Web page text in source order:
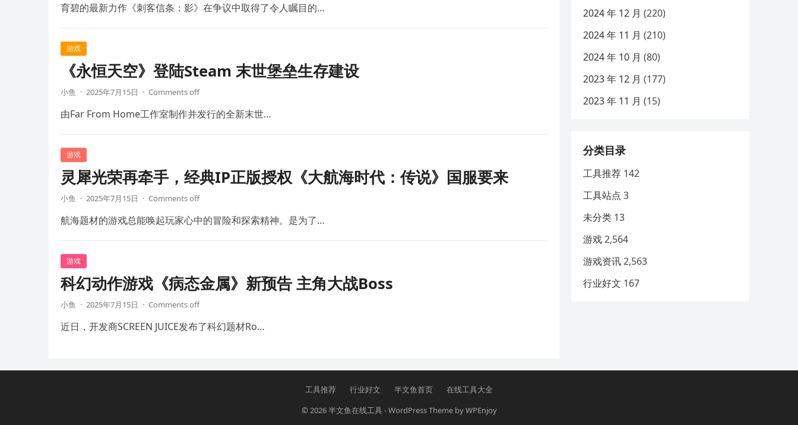
育碧的最新力作《刺客信条：影》在争议中取得了令人瞩目的…
游戏
《永恒天空》登陆Steam 末世堡垒生存建设
小鱼 · 2025年7月15日 · Comments off
由Far From Home工作室制作并发行的全新末世…
游戏
灵犀光荣再牵手，经典IP正版授权《大航海时代：传说》国服要来
小鱼 · 2025年7月15日 · Comments off
航海题材的游戏总能唤起玩家心中的冒险和探索精神。是为了…
游戏
科幻动作游戏《病态金属》新预告 主角大战Boss
小鱼 · 2025年7月15日 · Comments off
近日，开发商SCREEN JUICE发布了科幻题材Ro…
2024 年 12 月 (220)
2024 年 11 月 (210)
2024 年 10 月 (80)
2023 年 12 月 (177)
2023 年 11 月 (15)
分类目录
工具推荐 142
工具站点 3
未分类 13
游戏2,564
游戏资讯2,563
行业好文 167
工具推荐 行业好文 半文鱼首页
在线工具大全
© 2026半文鱼在线工具-WordPress ThemebyWPEnjoy